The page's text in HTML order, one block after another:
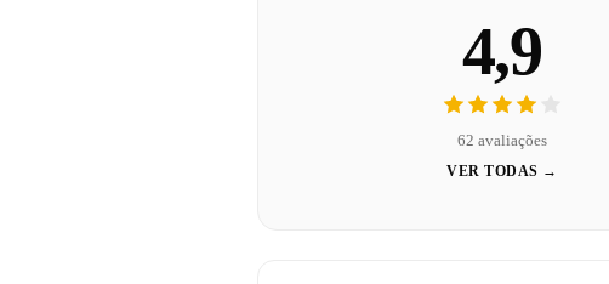
4,9
62 avaliações
VER TODAS →